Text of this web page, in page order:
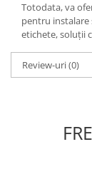
Totodata, va
pentru instalare
etichete, soluții
Review-uri(0)